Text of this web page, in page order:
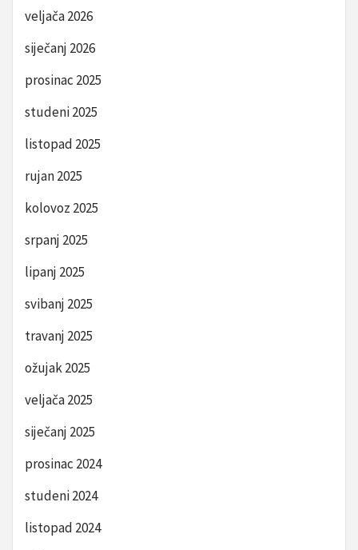
veljača 2026
siječanj 2026
prosinac 2025
studeni 2025
listopad 2025
rujan 2025
kolovoz 2025
srpanj 2025
lipanj 2025
svibanj 2025
travanj 2025
ožujak 2025
veljača 2025
siječanj 2025
prosinac 2024
studeni 2024
listopad 2024